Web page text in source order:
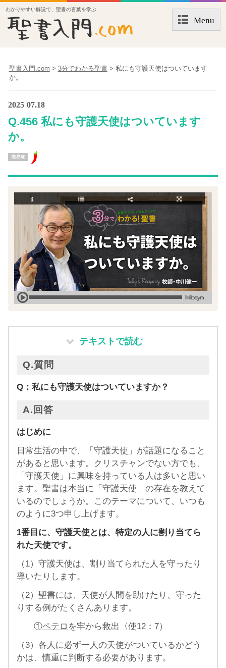
わかりやすい解説で、聖書の言葉を学ぶ
Menu
聖書入門.com > 3分でわかる聖書> 私にも守護天使はついています
か。
2025 07.18
Q.456 私にも守護天使はついています
か。
テキストで読む
Q.質問
Q：私にも守護天使はついていますか？
A.回答
はじめに
日常生活の中で、「守護天使」が話題になること
があると思います。クリスチャンでない方でも、
「守護天使」に興味を持っている人は多いと思い
ます。聖書は本当に「守護天使」の存在を教えて
いるのでしょうか。このテーマについて、いつも
のように3つ申し上げます。
1番目に、守護天使とは、特定の人に割り当てら
れた天使です。
（1）守護天使は、割り当てられた人を守ったり
導いたりします。
（2）聖書には、天使が人間を助けたり、守った
りする例がたくさんあります。
①ペテロ を牢から救出〈使12：7）
（3）各人に必ず一人の天使がついているかどう
かは、慎重に判断する必要があります。